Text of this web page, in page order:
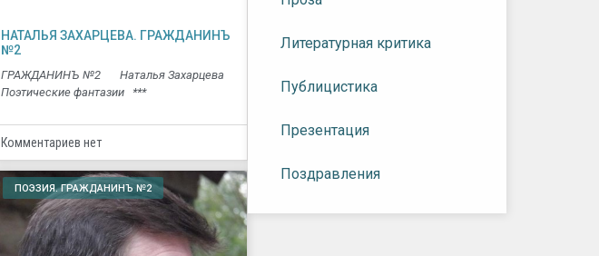
НАТАЛЬЯ ЗАХАРЦЕВА. ГРАЖДАНИНЪ
№2
ГРАЖДАНИНЪ №2 Наталья Захарцева
Поэтические фантазии ***
Комментариев нет
ПОЭЗИЯ. ГРАЖДАНИНЪ №2
Литературная критика
Публицистика
Презентация
Поздравления